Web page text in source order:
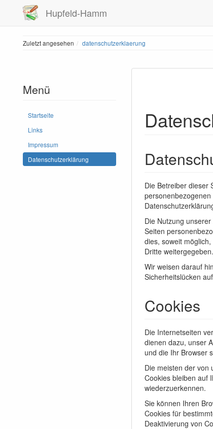
Hupfeld-Hamm
Zuletzt angesehen datenschutzerklaerung
Menü
Startseite
Links
Impressum
Datenschutzerklärung
Die Betreiber dieser
Die Nutzung
Seiten
dies, soweit
Dritte weitergegeben.
Wir weisen darauf
Sicherheitslücken
Cookies
Die Internetseiten
dienen dazu, unser
und die Ihr Browser
Die meisten der von
Cookies bleiben auf
wiederzuerkennen.
Sie können Ihren
Cookies für
Deaktivierung von